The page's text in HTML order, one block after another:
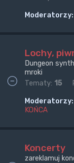
Moderatorzy:
Lochy,
Dungeon
mroki
Tematy: 15
Moderatorzy:
KOŃCA
Koncerty
zareklamuj